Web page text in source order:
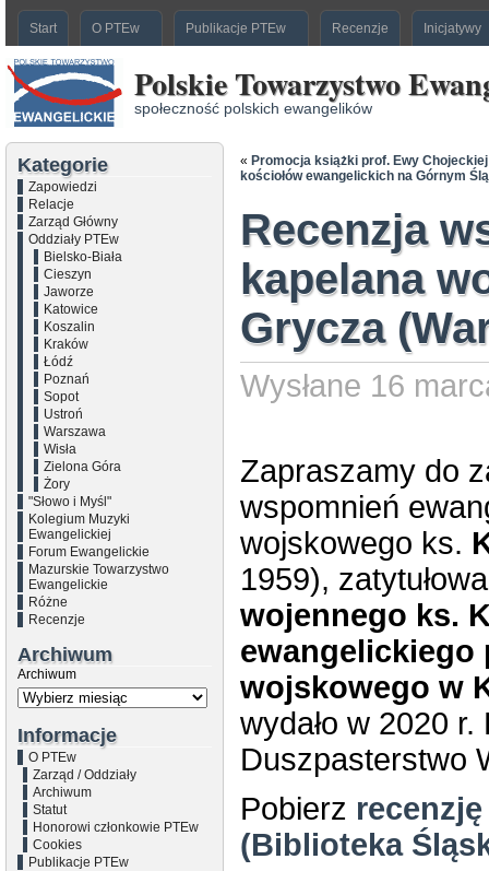
Start O PTEw Publikacje PTEw Recenzje Inicjatywy
Polskie Towarzystwo
społeczność polskich ewangelików
Kategorie
Zapowiedzi
Relacje
Zarząd Główny
Oddziały PTEw
Bielsko-Biała
Cieszyn
Jaworze
Katowice
Koszalin
Kraków
Łódź
Poznań
Sopot
Ustroń
Warszawa
Wisła
Zielona Góra
Żory
"Słowo i Myśl"
Kolegium Muzyki
Ewangelickiej
Forum Ewangelickie
Mazurskie Towarzystwo
Ewangelickie
Różne
Recenzje
Archiwum
Archiwum
Informacje
O PTEw
Zarząd / Oddziały
Archiwum
Statut
Honorowi członkowie PTEw
Cookies
Publikacje PTEw
« Promocja książki prof. Ewy
kościołów ewangelickich na Górnym
Recenzja
kapelana
Grycza
Wysłane 16
Zapraszamy do
wspomnień
wojskowego ks.
1959),
wojennego ks.
ewangelickiego
wojskowego w
wydało w 2020
Duszpasterstwo
Pobierz
(Biblioteka